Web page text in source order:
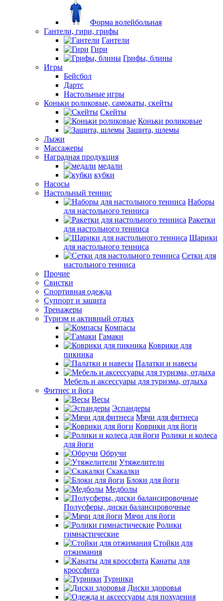
Форма волейбольная
Гантели, гири, грифы
Гантели
Гири
Грифы, блины
Игры
Бейсбол
Дартс
Настольные игры
Коньки роликовые, самокаты, скейты
Скейты
Коньки роликовые
Защита, шлемы
Лыжи
Массажеры
Наградная продукция
медали
кубки
Насосы
Настольный теннис
Наборы
для настольного тенниса
Ракетки
для настольного тенниса
Шарики
для настольного тенниса
Сетки для
настольного тенниса
Прочие
Свистки
Спортивная одежда
Суппорт и защита
Тренажеры
Туризм и активный отдых
Компасы
Гамаки
Коврики для
пикника
Палатки и навесы
Мебель и аксессуары для туризма, отдыха
Фитнес и йога
Весы
Эспандеры
Мячи для фитнеса
Коврики для йоги
Ролики и колеса
для йоги
Обручи
Утяжелители
Скакалки
Блоки для йоги
Медболы
Полусферы, диски балансировочные
Мячи для йоги
Ролики
гимнастические
Стойки для
отжимания
Канаты для
кроссфита
Турники
Диски здоровья